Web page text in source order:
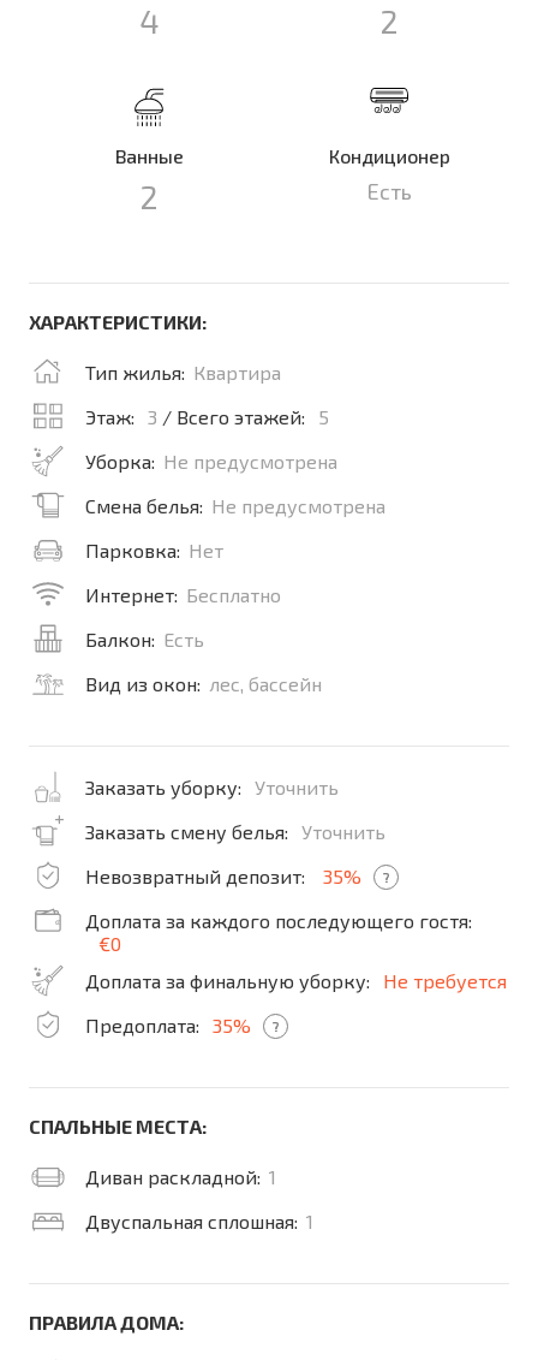
4 2
Ванные
2
Кондиционер
Есть
ХАРАКТЕРИСТИКИ:
Тип жилья: Квартира
Этаж:
3 / Всего этажей:
5
Уборка: Не предусмотрена
Смена белья: Не предусмотрена
Парковка: Нет
Интернет: Бесплатно
Балкон: Есть
Вид из окон: лес, бассейн
Заказать уборку:
Уточнить
Заказать смену белья:
Уточнить
Невозвратный депозит:
35% ?
Доплата за каждого последующего гостя:
€0
Доплата за финальную уборку:
Не требуется
Предоплата:
35% ?
СПАЛЬНЫЕ МЕСТА:
Диван раскладной: 1
Двуспальная сплошная: 1
ПРАВИЛА ДОМА: